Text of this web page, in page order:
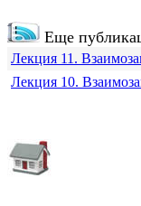
Еще
Лекция 11.
Лекция 10.